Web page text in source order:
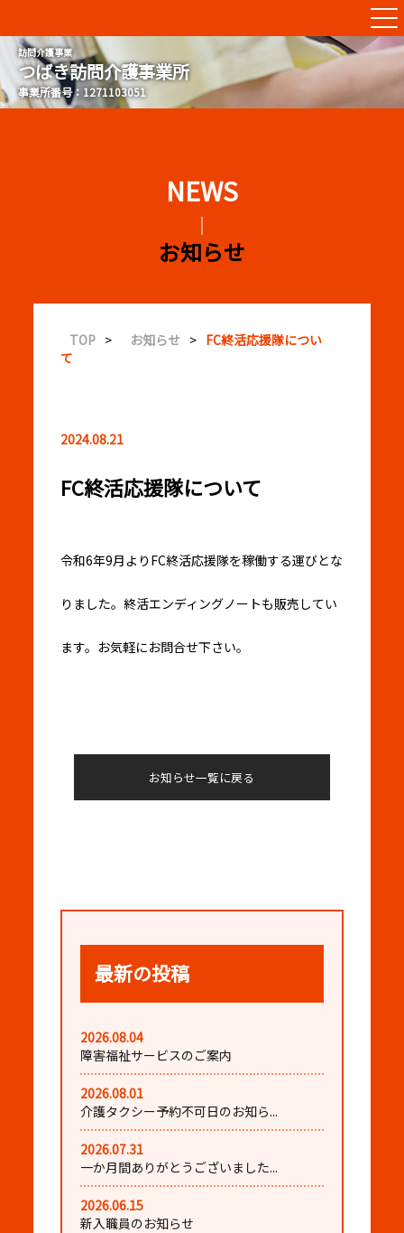
つばき訪問介護事業所
お知らせ
TOP > お知らせ > FC終活応援隊につい
て
2024.08.21
FC終活応援隊について
令和6年9月よりFC終活応援隊を稼働する運びとな
りました。終活エンディングノートも販売してい
ます。お気軽にお問合せ下さい。
お知らせ一覧に戻る
最新の投稿
2026.08.04
障害福祉サービスのご案内
2026.08.01
介護タクシー予約不可日のお知ら...
2026.07.31
一か月間ありがとうございました...
2026.06.15
新入職員のお知らせ